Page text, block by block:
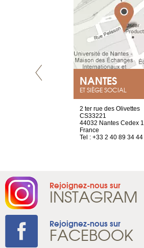
NANTES
ET SIÈGE SOCIAL
2 ter rue des Olivettes
CS33221
44032 Nantes Cedex 1
France
Tel : +33 2 40 89 34 44
Rejoignez-nous sur
INSTAGRAM
Rejoignez-nous sur
FACEBOOK